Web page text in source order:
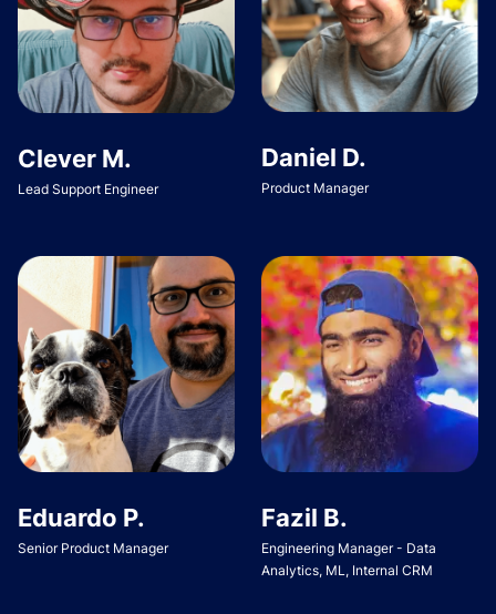
Clever M.
Lead Support Engineer
Daniel D.
Product Manager
Eduardo P.
Senior Product Manager
Fazil B.
Engineering Manager - Data
Analytics, ML, Internal CRM